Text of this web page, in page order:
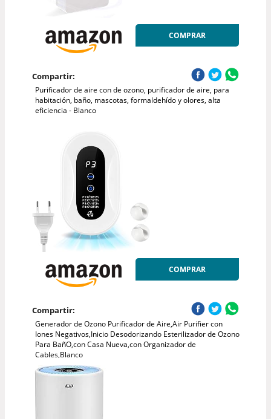
COMPRAR
Compartir:
Purificador de aire con de ozono, purificador de aire, para
habitación, baño, mascotas, formaldehído y olores, alta
eficiencia - Blanco
COMPRAR
Compartir:
Generador de Ozono Purificador de Aire,Air Purifier con
Iones Negativos,Inicio Desodorizando Esterilizador de Ozono
Para BañO,con Casa Nueva,con Organizador de
Cables,Blanco